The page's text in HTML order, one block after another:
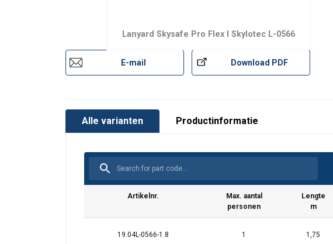
Lanyard Skysafe Pro Flex I Skylotec L-0566
E-mail Download PDF
Alle varianten Productinformatie
Artikelnr.
Max. aantal
personen
Lengte
m
19.04L-0566-1.8 1 1,75